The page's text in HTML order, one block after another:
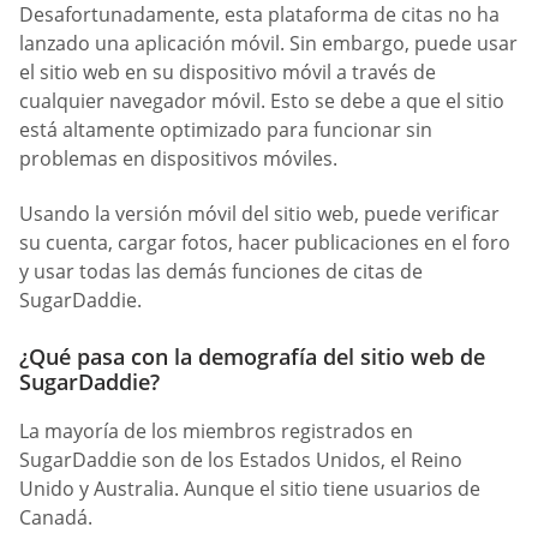
Desafortunadamente, esta plataforma de citas no ha
lanzado una aplicación móvil. Sin embargo, puede usar
el sitio web en su dispositivo móvil a través de
cualquier navegador móvil. Esto se debe a que el sitio
está altamente optimizado para funcionar sin
problemas en dispositivos móviles.
Usando la versión móvil del sitio web, puede verificar
su cuenta, cargar fotos, hacer publicaciones en el foro
y usar todas las demás funciones de citas de
SugarDaddie.
¿Qué pasa con la demografía del sitio web de
SugarDaddie?
La mayoría de los miembros registrados en
SugarDaddie son de los Estados Unidos, el Reino
Unido y Australia. Aunque el sitio tiene usuarios de
Canadá.